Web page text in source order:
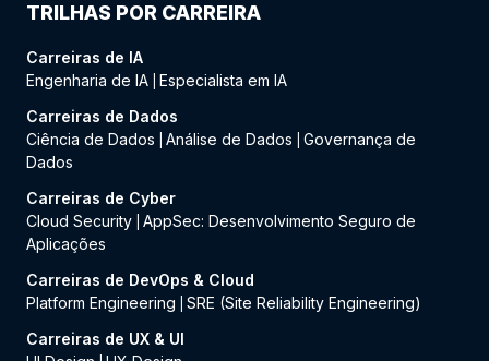
TRILHAS POR CARREIRA
Carreiras de IA
Engenharia de IA Especialista em IA
Carreiras de Dados
Ciência de Dados
Análise de Dados
Governança de
Dados
Carreiras de Cyber
Cloud Security AppSec: Desenvolvimento Seguro de
Aplicações
Carreiras de DevOps & Cloud
Platform Engineering
SRE (Site Reliability Engineering)
Carreiras de UX & UI